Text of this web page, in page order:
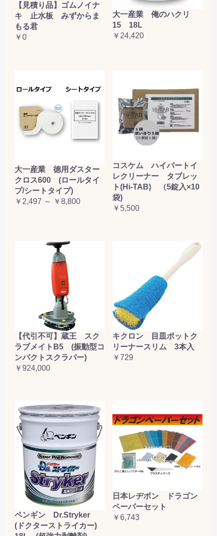
【見積り品】ゴムノイナ
キ 止水板 みずからま
もる君
￥0
大一産業 俺のハクリ
15 18L
￥24,420
大一産業 徳用ダスター
クロス600 (ロールタイ
プ/シートタイプ)
￥2,497 ～ ￥8,800
コスケム ハイパートイ
レクリーナー タブレッ
ト(Hi-TAB) （5錠入×10
袋)
￥5,500
【代引不可】蔵王 スク
ラブメイトB5 (振動型コ
ンパクトスクラバー)
￥924,000
キクロン 目皿ポットク
リーナースリム 3本入
￥729
ペンギン Dr.Stryker
(ドクターストライカー)
日本レヂボン ドラゴン
ペーパーセット
￥6,743